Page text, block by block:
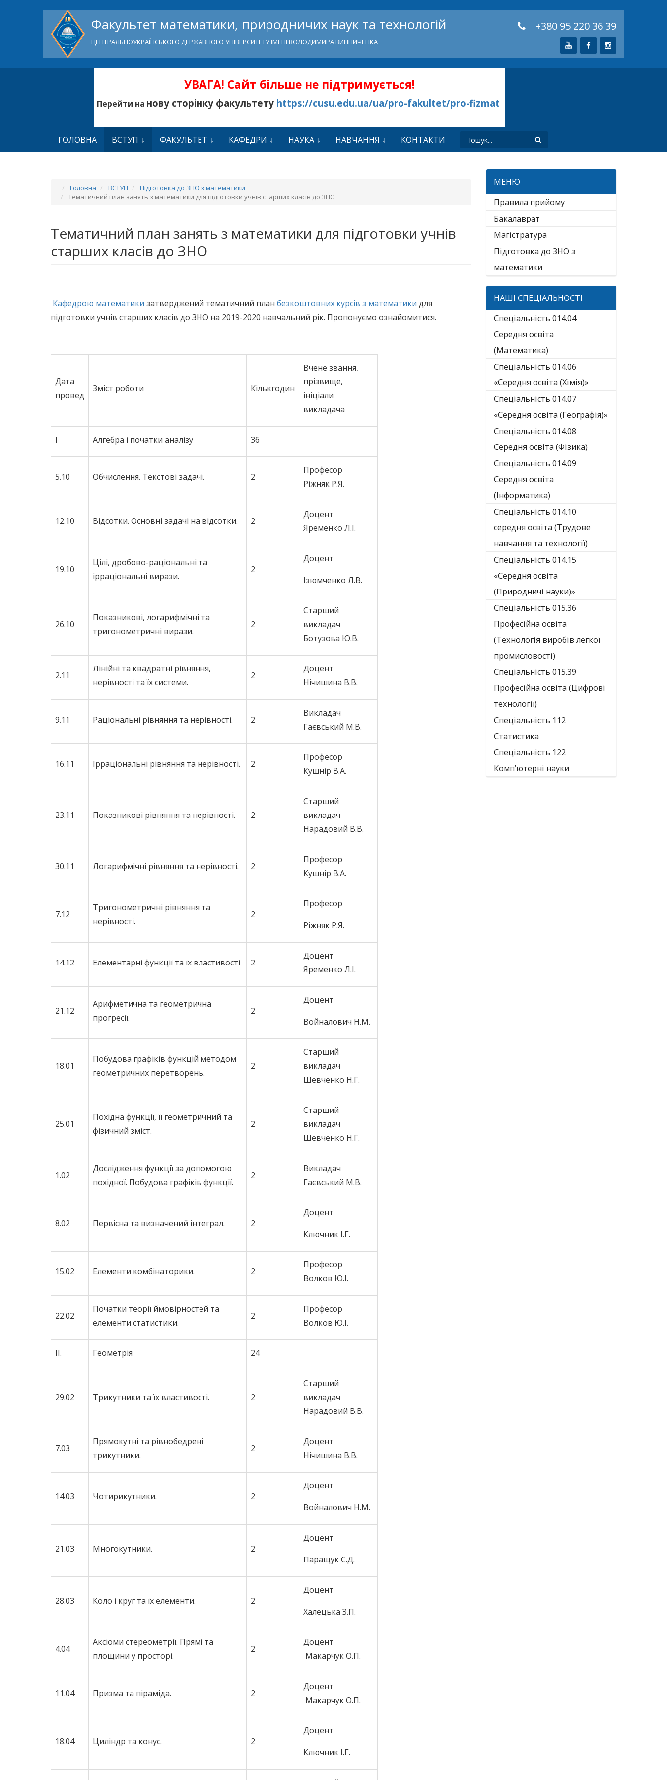
Факультет математики, природничих наук та технологій
ЦЕНТРАЛЬНОУКРАЇНСЬКОГО ДЕРЖАВНОГО УНІВЕРСИТЕТУ ІМЕНІ ВОЛОДИМИРА ВИННИЧЕНКА
+380 95 220 36 39
УВАГА! Сайт більше не підтримується!
Перейти на нову сторінку факультету https://cusu.edu.ua/ua/pro-fakultet/pro-fizmat
ГОЛОВНА ВСТУП ФАКУЛЬТЕТ КАФЕДРИ НАУКА НАВЧАННЯ КОНТАКТИ
Головна ВСТУП
Підготовка до ЗНО з математики
Тематичний план занять з математики для підготовки учнів старших класів до ЗНО
Тематичний план занять з математики для підготовки учнів
старших класів до ЗНО
Кафедрою математики затверджений тематичний план безкоштовних курсів з математики для
підготовки учнів старших класів до ЗНО на 2019-2020 навчальний рік. Пропонуємо ознайомитися.
Дата
провед
Зміст роботи Кількгодин
Вчене звання,
прізвище,
ініціали
викладача
І Алгебра і початки аналізу 36
5.10 Обчислення. Текстові задачі. 2
Професор
Ріжняк Р.Я.
12.10 Відсотки. Основні задачі на відсотки. 2
Доцент
Яременко Л.І.
19.10
Цілі, дробово-раціональні та
ірраціональні вирази.
2
Доцент
Ізюмченко Л.В.
26.10
Показникові, логарифмічні та
тригонометричні вирази.
2
Старший
викладач
Ботузова Ю.В.
2.11
Лінійні та квадратні рівняння,
нерівності та їх системи.
2
Доцент
Нічишина В.В.
9.11 Раціональні рівняння та нерівності. 2
Викладач
Гаєвський М.В.
16.11 Ірраціональні рівняння та нерівності. 2
Професор
Кушнір В.А.
23.11 Показникові рівняння та нерівності. 2
Старший
викладач
Нарадовий В.В.
30.11 Логарифмічні рівняння та нерівності. 2
Професор
Кушнір В.А.
7.12
Тригонометричні рівняння та
нерівності.
2
Професор
Ріжняк Р.Я.
14.12 Елементарні функції та їх властивості 2
Доцент
Яременко Л.І.
21.12
Арифметична та геометрична
прогресії.
2
Доцент
Войналович Н.М.
18.01
Побудова графіків функцій методом
геометричних перетворень.
2
Старший
викладач
Шевченко Н.Г.
25.01
Похідна функції, її геометричний та
фізичний зміст.
2
Старший
викладач
Шевченко Н.Г.
1.02
Дослідження функції за допомогою
похідної. Побудова графіків функції.
2
Викладач
Гаєвський М.В.
8.02 Первісна та визначений інтеграл. 2
Доцент
Ключник І.Г.
15.02 Елементи комбінаторики. 2
Професор
Волков Ю.І.
22.02
Початки теорії ймовірностей та
елементи статистики.
2
Професор
Волков Ю.І.
ІІ. Геометрія 24
29.02 Трикутники та їх властивості. 2
Старший
викладач
Нарадовий В.В.
7.03
Прямокутні та рівнобедрені
трикутники.
2
Доцент
Нічишина В.В.
14.03 Чотирикутники. 2
Доцент
Войналович Н.М.
21.03 Многокутники. 2
Доцент
Паращук С.Д.
28.03 Коло і круг та їх елементи. 2
Доцент
Халецька З.П.
4.04
Аксіоми стереометрії. Прямі та
площини у просторі.
2
Доцент
Макарчук О.П.
11.04 Призма та піраміда. 2
Доцент
Макарчук О.П.
18.04 Циліндр та конус. 2
Доцент
Ключник І.Г.
МЕНЮ
Правила прийому
Бакалаврат
Магістратура
Підготовка до ЗНО з
математики
НАШІ СПЕЦІАЛЬНОСТІ
Спеціальність 014.04
Середня освіта
(Математика)
Спеціальність 014.06
«Середня освіта (Хімія)»
Спеціальність 014.07
«Середня освіта (Географія)»
Спеціальність 014.08
Середня освіта (Фізика)
Спеціальність 014.09
Середня освіта
(Інформатика)
Спеціальність 014.10
середня освіта (Трудове
навчання та технології)
Спеціальність 014.15
«Середня освіта
(Природничі науки)»
Спеціальність 015.36
Професійна освіта
(Технологія виробів легкої
промисловості)
Спеціальність 015.39
Професійна освіта (Цифрові
технології)
Спеціальність 112
Статистика
Спеціальність 122
Комп’ютерні науки